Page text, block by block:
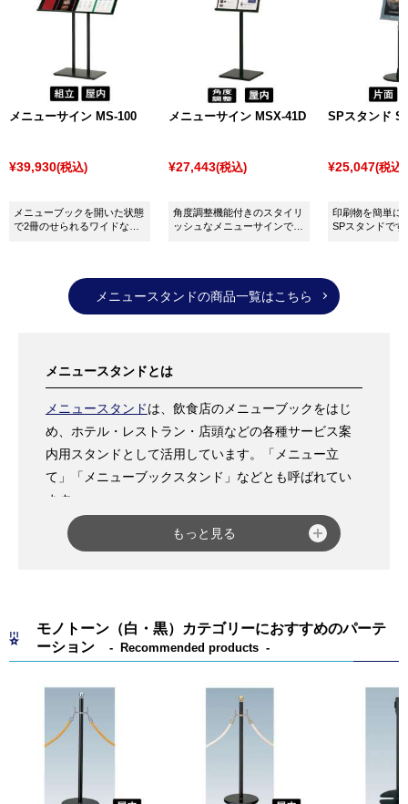
また、小売店頭やスタンド看板のオプションとして、
その他、病院・銀行・美容院など、待合室へ雑誌を設
置する場合に必要な
マガジンラックも取り扱っており
メニューサイン MS-100
¥39,930(税込)
メニューブックを開いた状態
で2冊のせられるワイドなメ
メニューサイン MSX-41D
¥27,443(税込)
角度調整機能付きのスタイリ
ッシュなメニューサインで
SPスタンド
¥25,047(税込)
印刷物を簡単に
SPスタンドです
メニュースタンドの商品一覧はこちら
メニュースタンドとは
メニュースタンドは、飲食店のメニューブックをはじ
め、ホテル・レストラン・店頭などの各種サービス案
内用スタンドとして活用しています。「メニュー立
て」「メニューブックスタンド」などとも呼ばれてい
ます。
仕様としては、飲食メニューを置くタイプや挟み込み
タイプ、高級感のあるスペックスタンドタイプ、記名
り、かつ表示面やベース部分がブラックで高級感のあ
るメニューサインです。掲示物の交換が簡単なため、
メニューサイン MSX-42D
」は、面板部の角度調整機
能が付いたスタイリッシュなメニューサインです。透
明アクリルで掲示物を挟み込んで使用するタイプで
スペックスタンド SK-46
」は、クローム調で高級感
もっと見る
モノトーン（白・黒）カテゴリーにおすすめのパーテ
ーション
Recommended products